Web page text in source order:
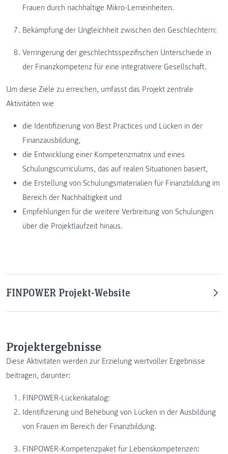
Frauen durch nachhaltige Mikro-Lerneinheiten.
Bekämpfung der Ungleichheit zwischen den Geschlechtern:
Verringerung der geschlechtsspezifischen Unterschiede in
der Finanzkompetenz für eine integrativere Gesellschaft.
Um diese Ziele zu erreichen, umfasst das Projekt zentrale
Aktivitäten wie
die Identifizierung von Best Practices und Lücken in der
Finanzausbildung,
die Entwicklung einer Kompetenzmatrix und eines
Schulungscurriculums, das auf realen Situationen basiert,
die Erstellung von Schulungsmaterialien für Finanzbildung im
Bereich der Nachhaltigkeit und
Empfehlungen für die weitere Verbreitung von Schulungen
über die Projektlaufzeit hinaus.
FINPOWER Projekt-Website
Projektergebnisse
Diese Aktivitäten werden zur Erzielung wertvoller Ergebnisse
beitragen, darunter:
FINPOWER-Lückenkatalog:
Identifizierung und Behebung von Lücken in der Ausbildung
von Frauen im Bereich der Finanzbildung.
FINPOWER-Kompetenzpaket für Lebenskompetenzen: